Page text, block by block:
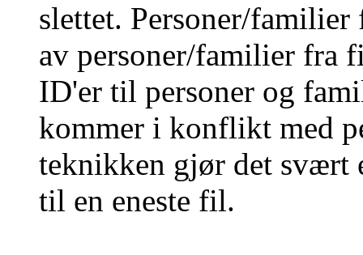
slettet. Personer/
av personer/familier fra
ID'er til personer og
kommer i konflikt med
teknikken gjør det svært
til en eneste fil.